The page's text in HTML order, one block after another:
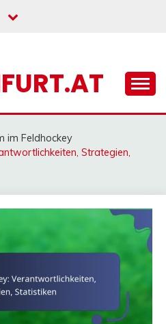
im Feldhockey
Strategien,